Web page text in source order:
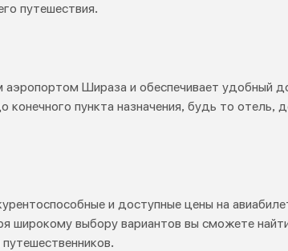
путешествия.
Шираза и обеспечивает удобный
пункта назначения, будь то отель,
и доступные цены на
широкому выбору вариантов вы сможете